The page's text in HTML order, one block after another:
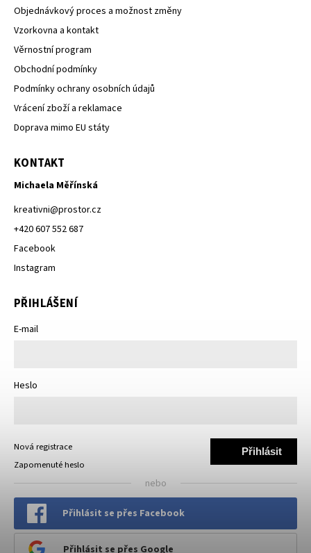
Objednávkový proces a možnost změny
Vzorkovna a kontakt
Věrnostní program
Obchodní podmínky
Podmínky ochrany osobních údajů
Vrácení zboží a reklamace
Doprava mimo EU státy
KONTAKT
Michaela Měřínská
kreativni@prostor.cz
+420 607 552 687
Facebook
Instagram
PŘIHLÁŠENÍ
E-mail
Heslo
Přihlásit
Nová registrace
Zapomenuté heslo
nebo
Přihlásit se přes Facebook
Přihlásit se přes Google